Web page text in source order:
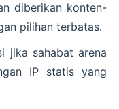
diberikan konten-
pilihan terbatas.
jika sahabat arena
IP statis yang